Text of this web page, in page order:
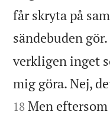
får skryta på
sändebuden gör.
verkligen inget
mig göra. Nej,
18 Men